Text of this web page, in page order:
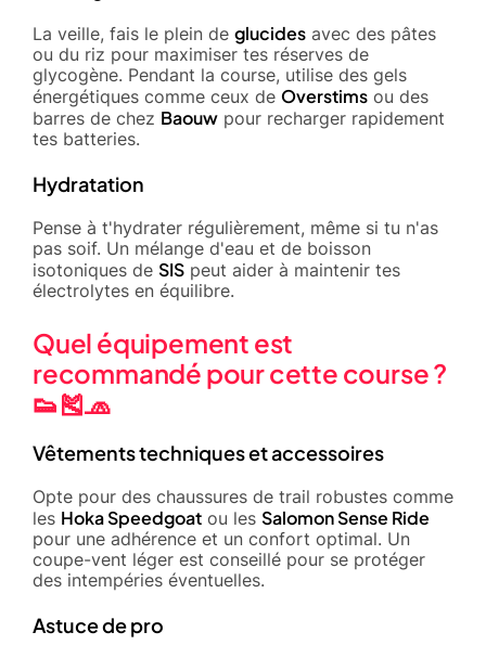
La veille, fais le plein de glucides avec des pâtes
ou du riz pour maximiser tes réserves de
glycogène. Pendant la course, utilise des gels
énergétiques comme ceux de Overstims ou des
barres de chez Baouw pour recharger rapidement
tes batteries.
Hydratation
Pense à t'hydrater régulièrement, même si tu n'as
pas soif. Un mélange d'eau et de boisson
isotoniques de SIS peut aider à maintenir tes
électrolytes en équilibre.
Quel équipement est
recommandé pour cette course ?
👟🎽🧢
Vêtements techniques et accessoires
Opte pour des chaussures de trail robustes comme
les Hoka Speedgoat ou les Salomon Sense Ride
pour une adhérence et un confort optimal. Un
coupe-vent léger est conseillé pour se protéger
des intempéries éventuelles.
Astuce de pro